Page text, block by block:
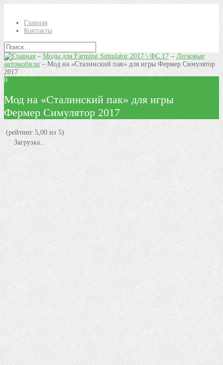
Главная
Контакты
–Моды для Farming Simulator 2017 \ ФС 17– Легковые
автомобили– Мод на «Сталинский пак» для игры Фермер Симулятор
2017
0
Мод на «Сталинский пак» для игры
Фермер Симулятор 2017
(рейтинг 5,00 из 5)
Загрузка...